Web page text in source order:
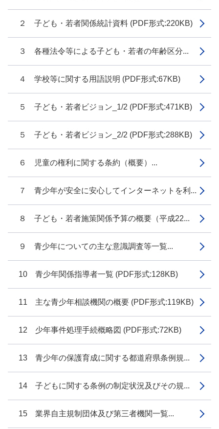
２ 子ども・若者関係統計資料 (PDF形式:220KB)
３ 各種法令等による子ども・若者の年齢区分...
４ 学校等に関する用語説明 (PDF形式:67KB)
５ 子ども・若者ビジョン_1/2 (PDF形式:471KB)
５ 子ども・若者ビジョン_2/2 (PDF形式:288KB)
６ 児童の権利に関する条約（概要）...
７ 青少年が安全に安心してインターネットを利...
８ 子ども・若者施策関係予算の概要（平成22...
９ 青少年についての主な意識調査等一覧...
10 青少年関係指導者一覧 (PDF形式:128KB)
11 主な青少年相談機関の概要 (PDF形式:119KB)
12 少年事件処理手続概略図 (PDF形式:72KB)
13 青少年の保護育成に関する都道府県条例規...
14 子どもに関する条例の制定状況及びその規...
15 業界自主規制団体及び第三者機関一覧...